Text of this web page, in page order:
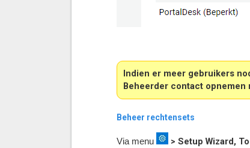
Indien er meer gebruikers
Beheerder contact opnemen
Beheer rechtensets
Via menu > Setup Wizard,